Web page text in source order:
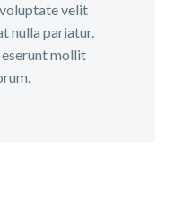
velit
nulla pariatur.
mollit